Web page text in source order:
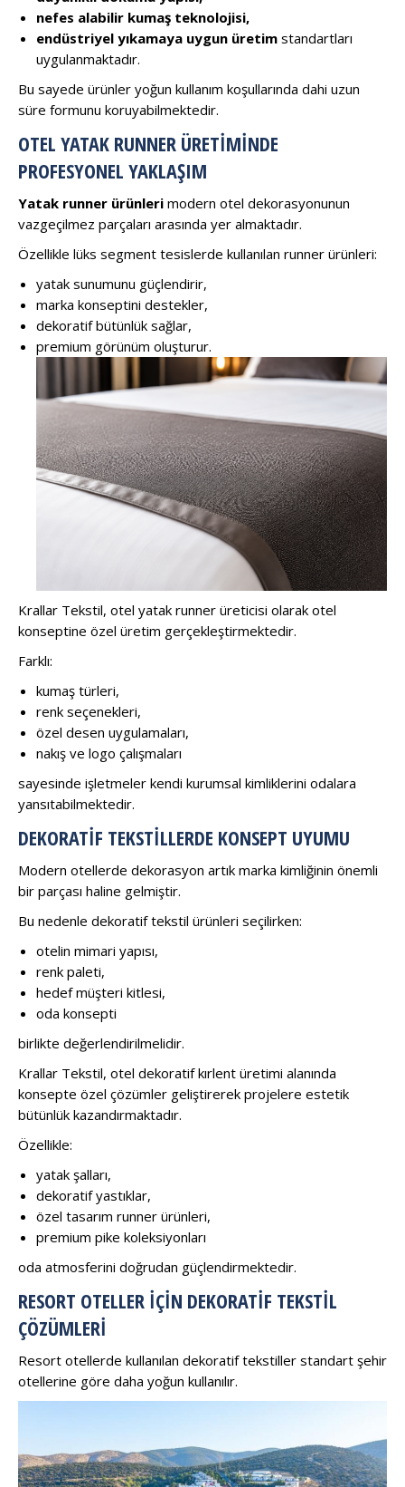
nefes alabilir kumaş teknolojisi,
endüstriyel yıkamaya uygun üretim standartları
uygulanmaktadır.
Bu sayede ürünler yoğun kullanım koşullarında dahi uzun
süre formunu koruyabilmektedir.
OTEL YATAK RUNNER ÜRETIMINDE
PROFESYONEL YAKLAŞIM
Yatak runner ürünleri modern otel dekorasyonunun
vazgeçilmez parçaları arasında yer almaktadır.
Özellikle lüks segment tesislerde kullanılan runner ürünleri:
yatak sunumunu güçlendirir,
marka konseptini destekler,
dekoratif bütünlük sağlar,
premium görünüm oluşturur.
Krallar Tekstil, otel yatak runner üreticisi olarak otel
konseptine özel üretim gerçekleştirmektedir.
Farklı:
kumaş türleri,
renk seçenekleri,
özel desen uygulamaları,
nakış ve logo çalışmaları
sayesinde işletmeler kendi kurumsal kimliklerini odalara
yansıtabilmektedir.
DEKORATIF TEKSTILLERDE KONSEPT UYUMU
Modern otellerde dekorasyon artık marka kimliğinin önemli
bir parçası haline gelmiştir.
Bu nedenle dekoratif tekstil ürünleri seçilirken:
otelin mimari yapısı,
renk paleti,
hedef müşteri kitlesi,
oda konsepti
birlikte değerlendirilmelidir.
Krallar Tekstil, otel dekoratif kırlent üretimi alanında
konsepte özel çözümler geliştirerek projelere estetik
bütünlük kazandırmaktadır.
Özellikle:
yatak şalları,
dekoratif yastıklar,
özel tasarım runner ürünleri,
premium pike koleksiyonları
oda atmosferini doğrudan güçlendirmektedir.
RESORT OTELLER İÇIN DEKORATIF TEKSTIL
ÇÖZÜMLERI
Resort otellerde kullanılan dekoratif tekstiller standart şehir
otellerine göre daha yoğun kullanılır.